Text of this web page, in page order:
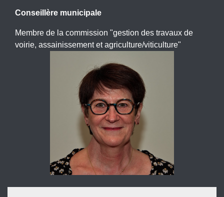
Conseillère municipale
Membre de la commission "gestion des travaux de
voirie, assainissement et agriculture/viticulture"